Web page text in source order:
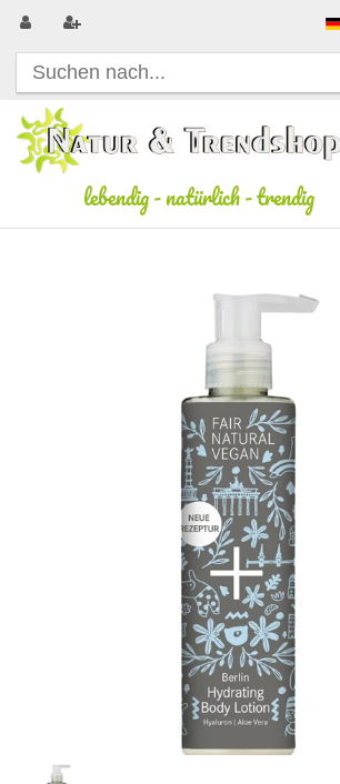
lebendig-natürlich-trendig